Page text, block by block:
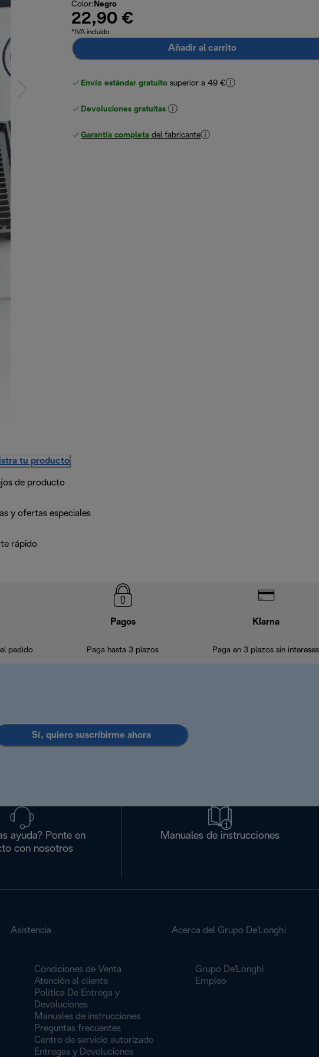
Color: Negro
22,90 €
*IVA incluido
Añadir al carrito
Envío estándar gratuito superior a 49 €
Devoluciones gratuitas
Garantía completa del fabricante
tu producto
de producto
y ofertas especiales
rápido
pedido
Pagos
Paga hasta 3 plazos
Klarna
Paga en 3 plazos sin intereses
Sí, quiero suscribirme ahora
ayuda? Ponte en
con nosotros
Manuales de instrucciones
Asistencia
Condiciones de Venta
Atención al cliente
Política De Entrega y
Devoluciones
Manuales de instrucciones
Preguntas frecuentes
Centro de servicio autorizado
Entregas y Devoluciones
Acerca del Grupo De'Longhi
Grupo De'Longhi
Empleo